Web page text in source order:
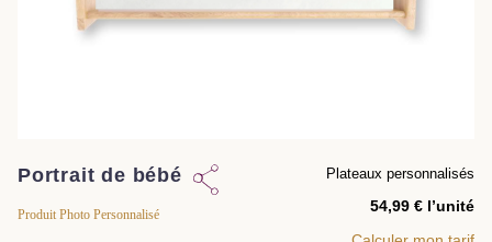
Portrait de bébé
Produit Photo Personnalisé
Plateaux personnalisés
l’unité